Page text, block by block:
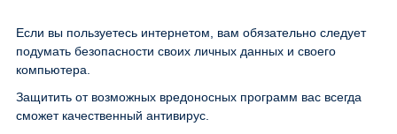
Если вы пользуетесь интернетом, вам обязательно следует
подумать безопасности своих личных данных и своего
компьютера.
Защитить от возможных вредоносных программ вас всегда
сможет качественный антивирус.